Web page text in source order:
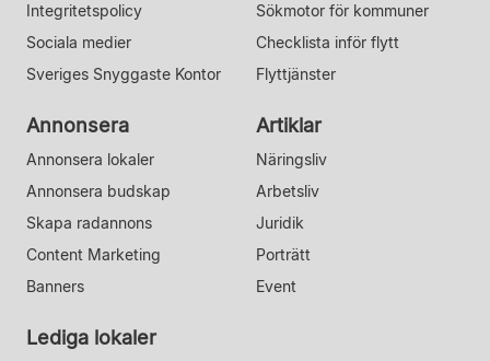
Integritetspolicy
Sociala medier
Sveriges Snyggaste Kontor
Sökmotor för kommuner
Checklista inför flytt
Flyttjänster
Annonsera
Annonsera lokaler
Annonsera budskap
Skapa radannons
Content Marketing
Banners
Artiklar
Näringsliv
Arbetsliv
Juridik
Porträtt
Event
Lediga lokaler